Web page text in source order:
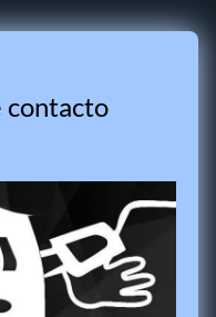
contacto